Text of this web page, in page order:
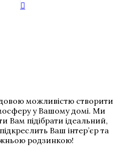
можливістю створити
у Вашому домі. Ми
Вам підібрати ідеальний,
Ваш інтер’єр та
родзинкою!